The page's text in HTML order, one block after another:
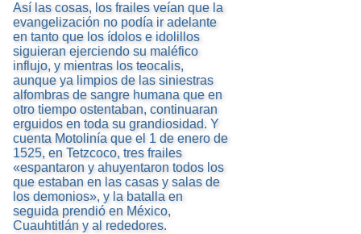
Así las cosas, los frailes veían que la
evangelización no podía ir adelante
en tanto que los ídolos e idolillos
siguieran ejerciendo su maléfico
influjo, y mientras los teocalis,
aunque ya limpios de las siniestras
alfombras de sangre humana que en
otro tiempo ostentaban, continuaran
erguidos en toda su grandiosidad. Y
cuenta Motolinía que el 1 de enero de
1525, en Tetzcoco, tres frailes
«espantaron y ahuyentaron todos los
que estaban en las casas y salas de
los demonios», y la batalla en
seguida prendió en México,
Cuauhtitlán y al rededores.